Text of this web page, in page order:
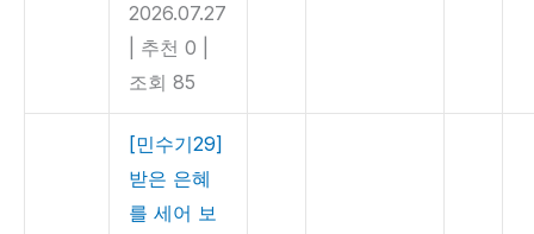
2026.07.27
추천 0
조회 85
[민수기29]
받은 은혜
를 세어 보